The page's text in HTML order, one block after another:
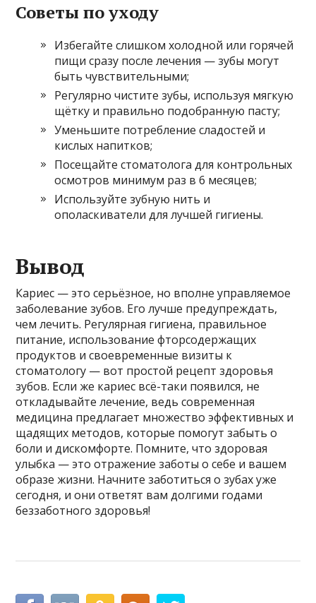
Советы по уходу
Избегайте слишком холодной или горячей
пищи сразу после лечения — зубы могут
быть чувствительными;
Регулярно чистите зубы, используя мягкую
щётку и правильно подобранную пасту;
Уменьшите потребление сладостей и
кислых напитков;
Посещайте стоматолога для контрольных
осмотров минимум раз в 6 месяцев;
Используйте зубную нить и
ополаскиватели для лучшей гигиены.
Вывод
Кариес — это серьёзное, но вполне управляемое
заболевание зубов. Его лучше предупреждать,
чем лечить. Регулярная гигиена, правильное
питание, использование фторсодержащих
продуктов и своевременные визиты к
стоматологу — вот простой рецепт здоровья
зубов. Если же кариес всё-таки появился, не
откладывайте лечение, ведь современная
медицина предлагает множество эффективных и
щадящих методов, которые помогут забыть о
боли и дискомфорте. Помните, что здоровая
улыбка — это отражение заботы о себе и вашем
образе жизни. Начните заботиться о зубах уже
сегодня, и они ответят вам долгими годами
беззаботного здоровья!